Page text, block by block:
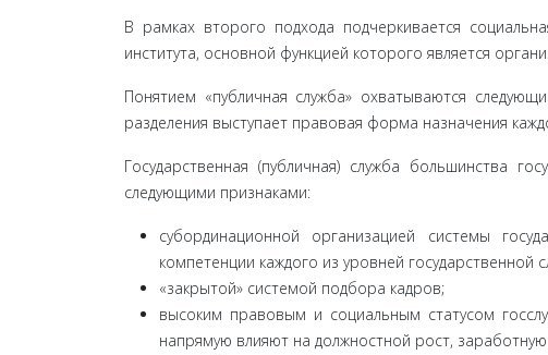
В рамках второго подхода подчеркивается
института, основной функцией которого является
Понятием «публичная служба» охватываются
разделения выступает правовая форма назначения
Государственная (публичная) служба большинства
следующими признаками:
субординационной организацией системы
компетенции каждого из уровней государственной
«закрытой» системой подбора кадров;
высоким правовым и социальным статусом
напрямую влияют на должностной рост, заработную